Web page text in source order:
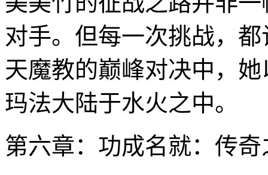
对手。但每一次挑战，
天魔教的巅峰对决中，
玛法大陆于水火之中。
第六章：功成名就：传奇